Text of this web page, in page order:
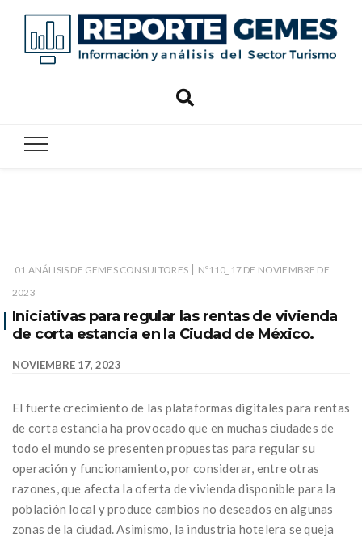
01 ANÁLISIS DE GEMES CONSULTORES | Nº110_17 DE NOVIEMBRE DE
2023
Iniciativas para regular las rentas de vivienda
de corta estancia en la Ciudad de México.
NOVIEMBRE 17, 2023
El fuerte crecimiento de las plataformas digitales para rentas
de corta estancia ha provocado que en muchas ciudades de
todo el mundo se presenten propuestas para regular su
operación y funcionamiento, por considerar, entre otras
razones, que afecta la oferta de vivienda disponible para la
población local y produce cambios no deseados en algunas
zonas de la ciudad. Asimismo, la industria hotelera se queja